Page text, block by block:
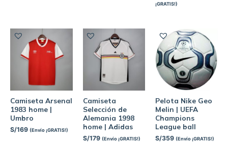
¡GRATIS!)
Camiseta Arsenal
1983 home |
Umbro
S/169 (Envío ¡GRATIS!)
Camiseta
Selección de
Alemania 1998
home | Adidas
S/179 (Envío ¡GRATIS!)
Pelota Nike Geo
Melin | UEFA
Champions
League ball
S/359 (Envío ¡GRATIS!)